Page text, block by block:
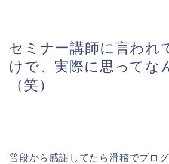
セミナー講師に言われ
けで、実際に思ってな
（笑）
普段から感謝してたら滑稽でブロ